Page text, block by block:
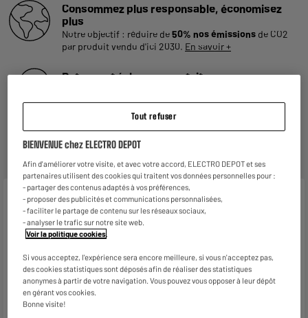
Consommez plus responsable, économisez
plus
Notre objectif : réduire de50% nos émissions de CO2
par produit vendu d'ici 2030. En savoir +
Retours et échanges gratuits
DEPOT de France(voir conditions).
- Retours par voie postale : vos colis retours sont traités
les trajets et donc l’impact sur la planète. Les frais de
retour par voie postale restent à votre charge.
Caractéristiques
Marque
Mode de cuisson Chaleur tournante
Volume utile total
Tout refuser
BIENVENUE chez ELECTRO DEPOT
Afin d'améliorer votre visite, et avec votre accord, ELECTRO DEPOT et ses
partenaires utilisent des cookies qui traitent vos données personnelles pour :
- partager des contenus adaptés à vos préférences,
- proposer des publicités et communications personnalisées,
- faciliter le partage de contenu sur les réseaux sociaux,
- analyser le trafic sur notre site web.
Voir la politique cookies.
Si vous acceptez, l'expérience sera encore meilleure, si vous n'acceptez pas,
des cookies statistiques sont déposés afin de réaliser des statistiques
anonymes à partir de votre navigation. Vous pouvez vous opposer à leur dépôt
en gérant vos cookies.
Bonne visite!